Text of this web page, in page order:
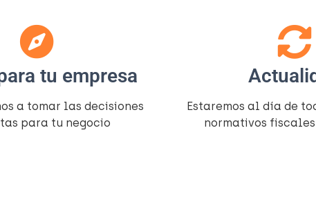
tu empresa
a tomar las decisiones
para tu negocio
Estaremos al día de
normativos